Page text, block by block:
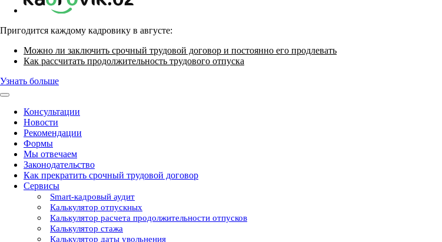
Пригодится каждому кадровику в августе:
Можно ли заключить срочный трудовой договор и постоянно его продлевать
Как рассчитать продолжительность трудового отпуска
Узнать больше
Консультации
Новости
Рекомендации
Формы
Мы отвечаем
Законодательство
Как прекратить срочный трудовой договор
Сервисы
Smart-кадровый аудит
Калькулятор отпускных
Калькулятор расчета продолжительности отпусков
Калькулятор стажа
Калькулятор даты увольнения